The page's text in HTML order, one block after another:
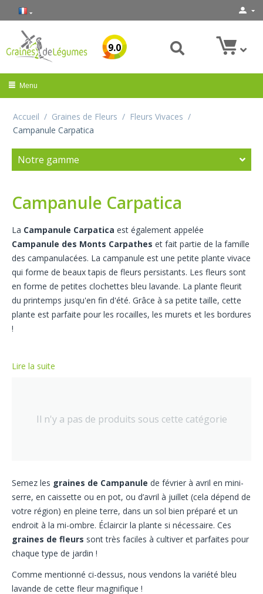
9.0
Menu
Accueil / Graines de Fleurs / Fleurs Vivaces /
Campanule Carpatica
Notre gamme
Campanule Carpatica
La Campanule Carpatica est également appelée
Campanule des Monts Carpathes et fait partie de la famille
des campanulacées. La campanule est une petite plante vivace
qui forme de beaux tapis de fleurs persistants. Les fleurs sont
en forme de petites clochettes bleu lavande. La plante fleurit
du printemps jusqu'en fin d'été. Grâce à sa petite taille, cette
plante est parfaite pour les rocailles, les murets et les bordures
!
Lire la suite
Il n'y a pas de produits sous cette catégorie
Semez les graines de Campanule de février à avril en mini-
serre, en caissette ou en pot, ou d’avril à juillet (cela dépend de
votre région) en pleine terre, dans un sol bien préparé et un
endroit à la mi-ombre. Éclaircir la plante si nécessaire. Ces
graines de fleurs sont très faciles à cultiver et parfaites pour
chaque type de jardin !
Comme mentionné ci-dessus, nous vendons la variété bleu
lavande de cette fleur magnifique !